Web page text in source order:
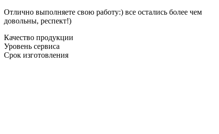
Отлично выполняете свою работу:) все остались более чем
довольны, респект!)
Качество продукции
Уровень сервиса
Срок изготовления